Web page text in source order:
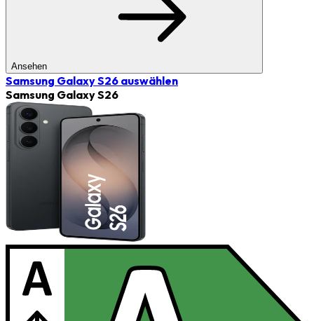
Ansehen
Samsung Galaxy S26 auswählen
Samsung Galaxy S26